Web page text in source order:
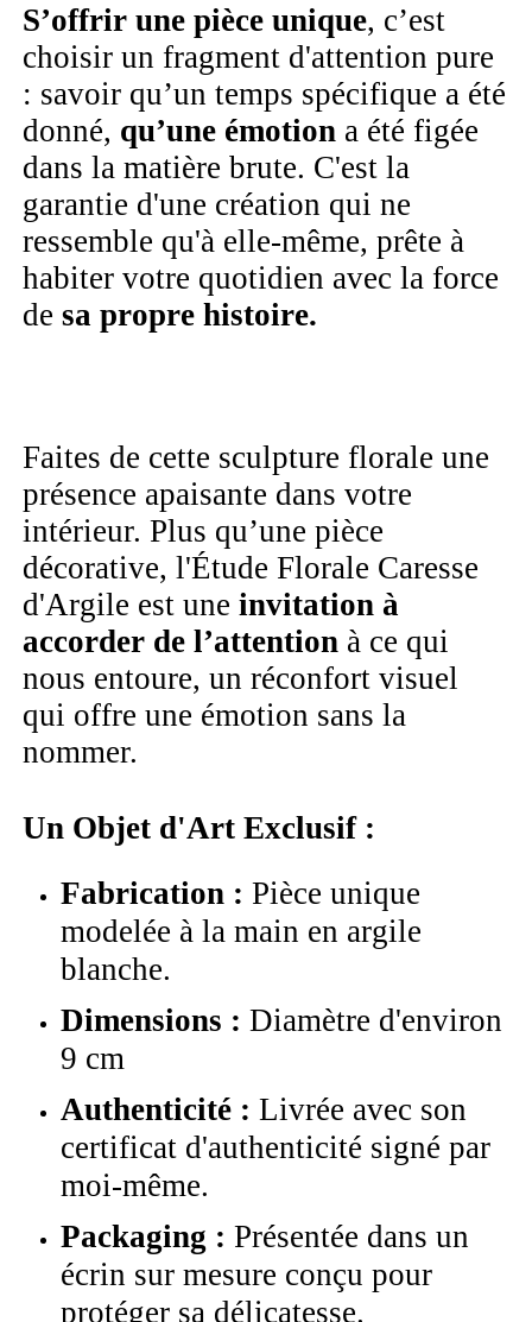
S’offrir une pièce unique, c’est
choisir un fragment d'attention pure
: savoir qu’un temps spécifique a été
donné, qu’une émotion a été figée
dans la matière brute. C'est la
garantie d'une création qui ne
ressemble qu'à elle-même, prête à
habiter votre quotidien avec la force
desa propre histoire.
Faites de cette sculpture florale une
présence apaisante dans votre
intérieur. Plus qu’une pièce
décorative, l'Étude Florale Caresse
d'Argile est uneinvitation à
accorder de l’attention à ce qui
nous entoure, un réconfort visuel
qui offre une émotion sans la
nommer.
Un Objet d'Art Exclusif :
Fabrication : Pièce unique
modelée à la main en argile
blanche.
Dimensions : Diamètre d'environ
9 cm
Authenticité : Livrée avec son
certificat d'authenticité signé par
moi-même.
Packaging : Présentée dans un
écrin sur mesure conçu pour
protéger sa délicatesse.